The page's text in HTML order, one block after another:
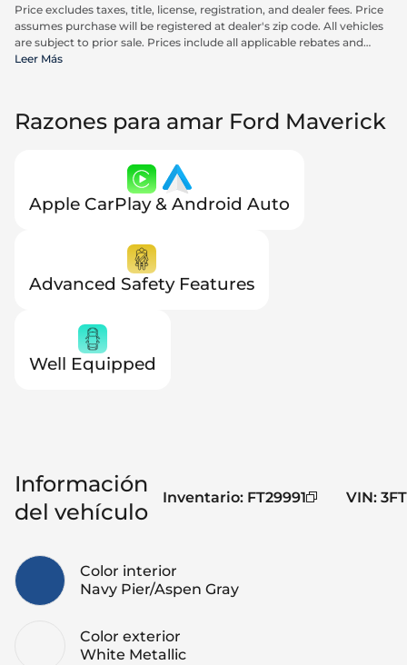
Price excludes taxes, title, license, registration, and dealer fees. Price
assumes purchase will be registered at dealer's zip code. All vehicles
are subject to prior sale. Prices include all applicable rebates and
incentives available to all consumers; additional rebates may apply.
Leer Más
Razones para amar Ford Maverick
Apple CarPlay & Android Auto
Advanced Safety Features
Well Equipped
Información
del vehículo
Inventario: FT29991 VIN:
Color interior
Navy Pier/Aspen Gray
Color exterior
White Metallic